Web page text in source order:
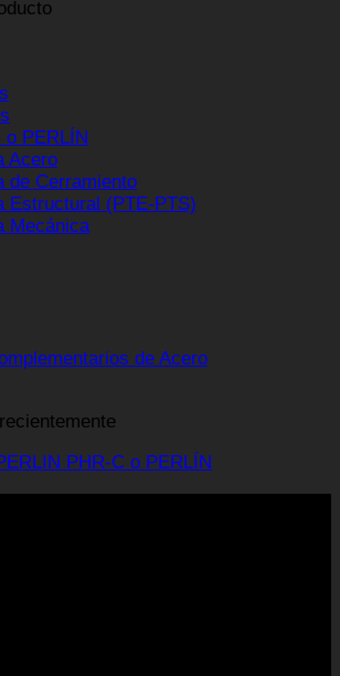
o PERLÍN
Acero
de Cerramiento
Estructural (PTE-PTS)
Mecánica
de Acero
PHR-C o PERLÍN